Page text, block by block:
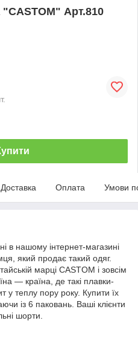
Арт.810
Доставка Оплата Умови
в нашому інтернет-магазині
який продає такий одяг.
марці CASTOM і зовсім
— країна, де такі плавки-
теплу пору року. Купити їх
із 6 паковань. Ваші клієнти
шорти.